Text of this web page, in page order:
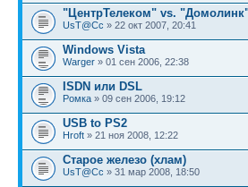
"ЦентрТелеком" vs.
UsT@Cc » 22 окт 2007, 20:41
Windows Vista
Warger » 01 сен 2006, 22:38
ISDN или DSL
Ромка » 09 сен 2006, 19:12
USB to PS2
Hroft » 21 ноя 2008, 12:22
Старое железо (хлам)
UsT@Cc » 31 мар 2008, 18:50